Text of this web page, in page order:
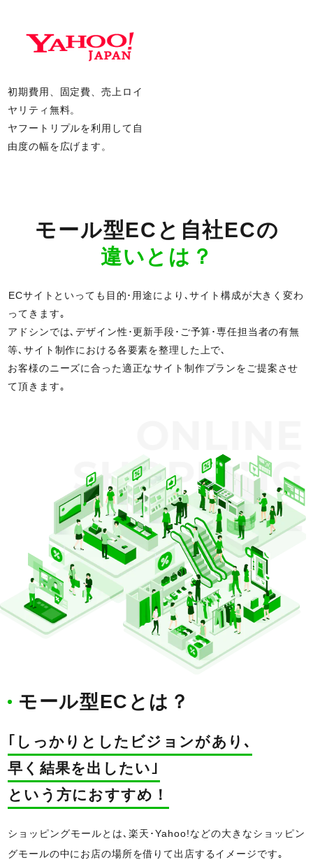
初期費用、固定費、売上ロイ
ヤリティ無料。
ヤフートリプルを利用して 自
由度の幅を広げます。
モール型ECと自社ECの
違いとは？
ECサイトといっても目的･用途により､サイト構成が大きく変わ
ってきます｡
アドシンでは､デザイン性･更新手段･ご予算･専任担当者の有無
等､サイト制作における各要素を整理した上で､
お客様のニーズに合った適正なサイト制作プランをご提案させ
て頂きます｡
SHOPPING
MALL
モール型ECとは？
｢しっかりとしたビジョンがあり､
早く結果を出したい｣
という方におすすめ！
ショッピングモールとは､楽天･Yahoo!などの大きなショッピン
グモールの中にお店の場所を借りて出店するイメージです｡